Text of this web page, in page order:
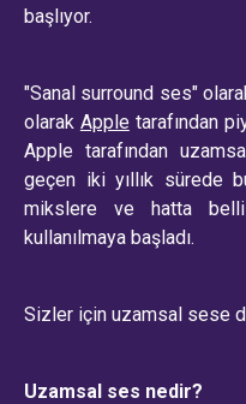
başlıyor.
"Sanal surround ses"
olarak Appletarafından
Apple tarafından
geçen iki yıllık sürede
mikslere ve hatta
kullanılmaya başladı.
Sizler için uzamsal sese
Uzamsal ses nedir?